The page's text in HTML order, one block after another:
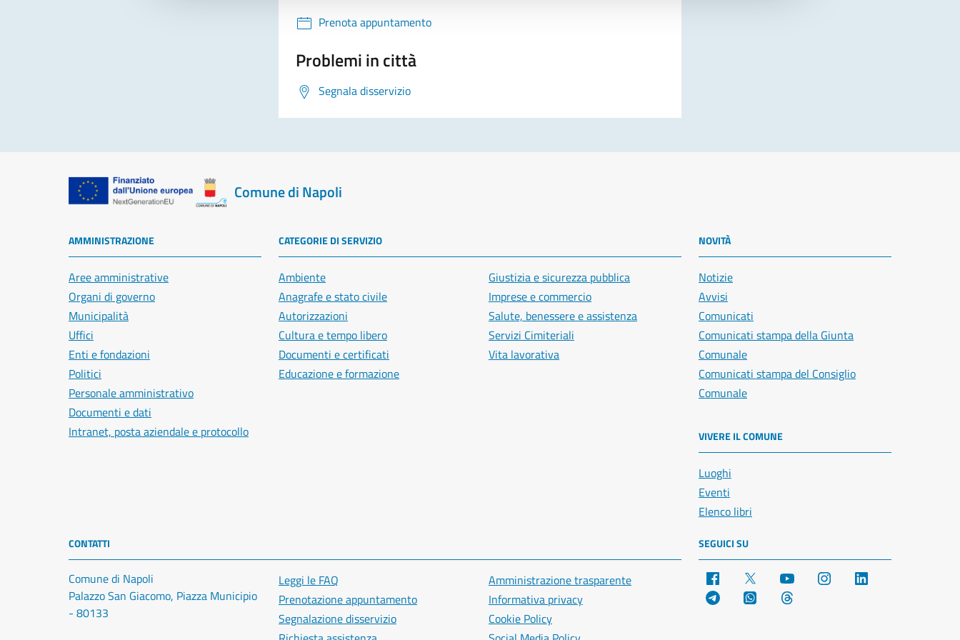
Prenota appuntamento
Problemi in città
Segnala disservizio
Comune di Napoli
AMMINISTRAZIONE
Aree amministrative
Organi di governo
Municipalità
Uffici
Enti e fondazioni
Politici
Personale amministrativo
Documenti e dati
Intranet, posta aziendale e protocollo
CATEGORIE DI SERVIZIO
Ambiente
Anagrafe e stato civile
Autorizzazioni
Cultura e tempo libero
Documenti e certificati
Educazione e formazione
Giustizia e sicurezza pubblica
Imprese e commercio
Salute, benessere e assistenza
Servizi Cimiteriali
Vita lavorativa
NOVITÀ
Notizie
Avvisi
Comunicati
Comunicati stampa della Giunta
Comunale
Comunicati stampa del Consiglio
Comunale
VIVERE IL COMUNE
Luoghi
Eventi
Elenco libri
CONTATTI
Comune di Napoli
Palazzo San Giacomo, Piazza Municipio
- 80133
Leggi le FAQ
Prenotazione appuntamento
Segnalazione disservizio
Amministrazione trasparente
Informativa privacy
Cookie Policy
SEGUICI SU
Facebook YouTube Instagram
Telegram WhatsApp